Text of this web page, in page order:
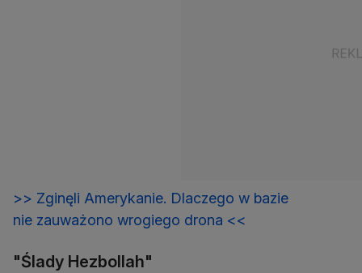
>> Zginęli Amerykanie. Dlaczego w bazie
nie zauważono wrogiego drona <<
"Ślady Hezbollah"